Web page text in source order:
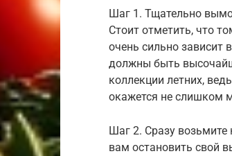
Шаг 1. Тщательно
Стоит отметить, что
очень сильно зависит
должны быть
коллекции летних,
окажется не слишком
Шаг 2. Сразу возьмите
вам остановить свой